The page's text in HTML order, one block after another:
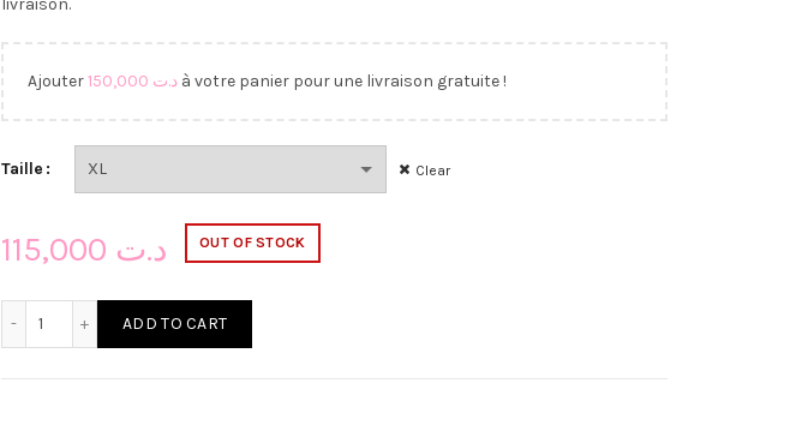
livraison.
Ajouter د.ت à votre panier pour une livraison gratuite !
Taille Clear
د.ت OUT OF STOCK
ADD TO CART